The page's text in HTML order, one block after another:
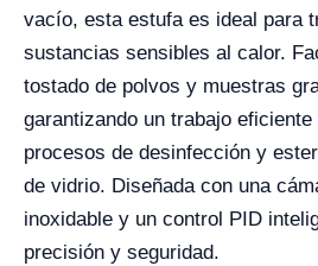
vacío, esta estufa es ideal para
sustancias sensibles al calor.
tostado de polvos y muestras
garantizando un trabajo
procesos de desinfección y
de vidrio. Diseñada con una
inoxidable y un control PID
precisión y seguridad.